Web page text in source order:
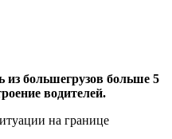
из большегрузов больше 5
водителей.